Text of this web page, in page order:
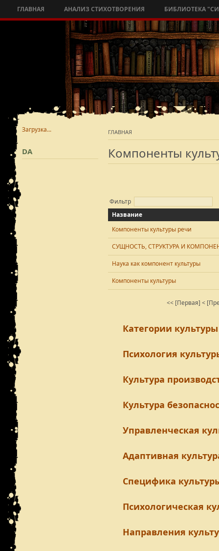
ГЛАВНАЯ АНАЛИЗ СТИХОТВОРЕНИЯ БИБЛИОТЕКА
ГЛАВНАЯ
Компоненты
Фильтр
Название
Компоненты культуры речи
СУЩНОСТЬ, СТРУКТУРА И
Наука как компонент культуры
Компоненты культуры
<< [Первая] <
Категории культуры
Психология
Культура
Культура
Управленческая
Адаптивная
Специфика
Психологическая
Направления
Загрузка...
DA